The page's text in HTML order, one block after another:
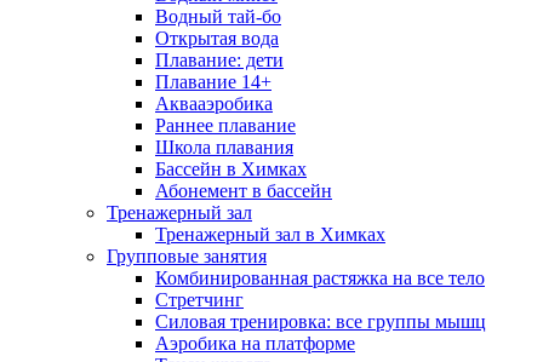
Водный тай-бо
Открытая вода
Плавание: дети
Плавание 14+
Аквааэробика
Раннее плавание
Школа плавания
Бассейн в Химках
Абонемент в бассейн
Тренажерный зал
Тренажерный зал в Химках
Групповые занятия
Комбинированная растяжка на все тело
Стретчинг
Силовая тренировка: все группы мышц
Аэробика на платформе